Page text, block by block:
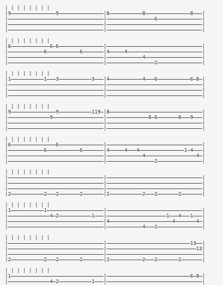
|9———————————————9———————————————|8———————————8———————————————8———|
|————————————————————————————————|————————————————6———————————————|
|————————————————————————————————|————————————————————————————————|
|————————————————————————————————|————————————————————————————————|
|6—————————————6—6———————————————|————————————————————————————————|
|————————————6———————————6———————|4—————4—————————————————————————|
|————————————————————————————————|————————————4———————————————————|
|————————————————————————————————|————————————————2———————————————|
|1———————————1———3———————————3———|4———————————4———6———————————6—8—|
|————————————————————————————————|————————————————————————————————|
|————————————————————————————————|————————————————————————————————|
|————————————————————————————————|————————————————————————————————|
|9———————————————9———————————119—|8———————————————————————————————|
|——————————————9—————————————————|——————————————8—6———————8———9———|
|————————————————————————————————|————————————————————————————————|
|————————————————————————————————|————————————————————————————————|
|6———————————————6———————————————|————————————————————————————————|
|————————————6———————————6———————|4—————4———4———————————————1—4———|
|————————————————————————————————|————————————4—————————————————4—|
|————————————————————————————————|————————————————2———————————————|
|————————————————————————————————|————————————————————————————————|
|————————————————————————————————|————————————————————————————————|
|————————————————————————————————|————————————————————————————————|
|2———————————2———2———————2———————|2———————————2———2———————2———————|
|1———————————1———————————————————|————————————————————————————————|
|——————————————4—2———————————1———|————————————————————1———4———1———|
|————————————————————————————————|4—————————————————————4———————4—|
|————————————————————————————————|————————————4———2———————————————|
|————————————————————————————————|————————————————————————————13——|
|————————————————————————————————|——————————————————————————————13|
|————————————————————————————————|————————————————————————————————|
|2———————————2———2———————2———————|2———————————2———2———————2———————|
|1———————————————————————————————|————————————————————————————6—8—|
|——————————————4—2———————————1———|————————————————————————————————|